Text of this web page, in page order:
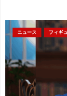
ニュース フィギ